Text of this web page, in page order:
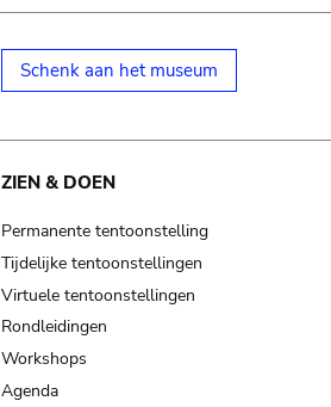
Schenk aan het museum
ZIEN & DOEN
Permanente tentoonstelling
Tijdelijke tentoonstellingen
Virtuele tentoonstellingen
Rondleidingen
Workshops
Agenda